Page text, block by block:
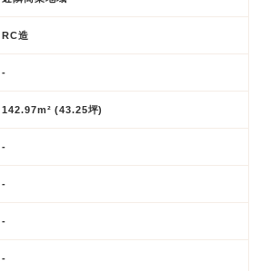
RC造
-
142.97m² (43.25坪)
-
-
-
-